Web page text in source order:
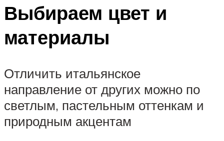
Выбираем цвет и
материалы
Отличить итальянское
направление от других можно по
светлым, пастельным оттенкам и
природным акцентам